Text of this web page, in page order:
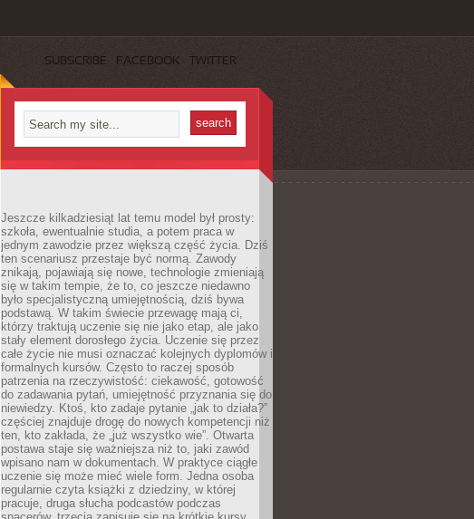
SUBSCRIBE FACEBOOK TWITTER
Jeszcze kilkadziesiąt lat temu model był prosty:
szkoła, ewentualnie studia, a potem praca w
jednym zawodzie przez większą część życia. Dziś
ten scenariusz przestaje być normą. Zawody
znikają, pojawiają się nowe, technologie zmieniają
się w takim tempie, że to, co jeszcze niedawno
było specjalistyczną umiejętnością, dziś bywa
podstawą. W takim świecie przewagę mają ci,
którzy traktują uczenie się nie jako etap, ale jako
stały element dorosłego życia. Uczenie się przez
całe życie nie musi oznaczać kolejnych dyplomów i
formalnych kursów. Często to raczej sposób
patrzenia na rzeczywistość: ciekawość, gotowość
do zadawania pytań, umiejętność przyznania się do
niewiedzy. Ktoś, kto zadaje pytanie „jak to działa?”
częściej znajduje drogę do nowych kompetencji niż
ten, kto zakłada, że „już wszystko wie”. Otwarta
postawa staje się ważniejsza niż to, jaki zawód
wpisano nam w dokumentach. W praktyce ciągłe
uczenie się może mieć wiele form. Jedna osoba
regularnie czyta książki z dziedziny, w której
pracuje, druga słucha podcastów podczas